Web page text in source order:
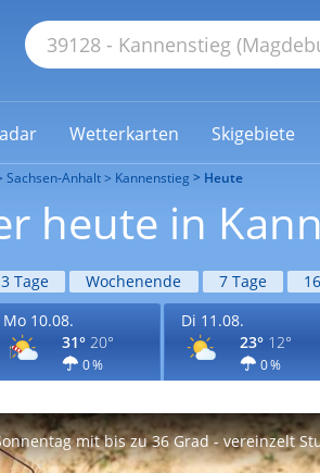
Wetterkarten Skigebiete
Sachsen-Anhalt Kannenstieg Heute
heute in
3 Tage Wochenende 7 Tage
Mo 10.08.
31° 20°
0 %
Di 11.08.
23° 12°
0 %